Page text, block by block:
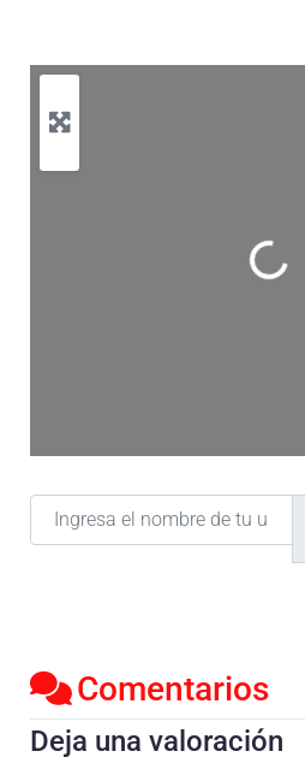
Cargando…
Ingresa el nombre de tu ubicación
Comentarios
Deja una valoración